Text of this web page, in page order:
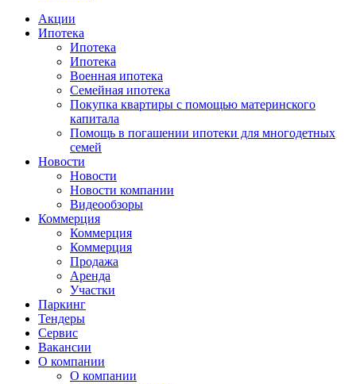
Акции
Ипотека
Ипотека
Ипотека
Военная ипотека
Семейная ипотека
Покупка квартиры с помощью материнского
капитала
Помощь в погашении ипотеки для многодетных
семей
Новости
Новости
Новости компании
Видеообзоры
Коммерция
Коммерция
Коммерция
Продажа
Аренда
Участки
Паркинг
Тендеры
Сервис
Вакансии
О компании
О компании